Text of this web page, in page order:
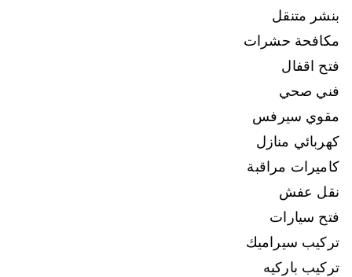
بنشر متنقل
مكافحة حشرات
فتح اقفال
فني صحي
مقوي سيرفس
كهربائي منازل
كاميرات مراقبة
نقل عفش
فتح سيارات
تركيب سيراميك
تركيب باركيه